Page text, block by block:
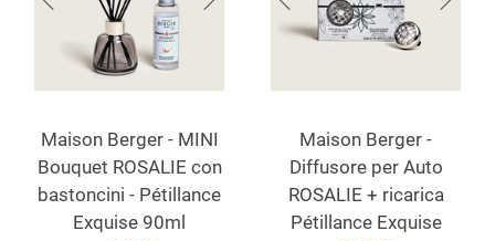
Maison Berger - MINI
Bouquet ROSALIE con
bastoncini - Pétillance
Exquise 90ml
Maison Berger -
Diffusore per Auto
ROSALIE + ricarica
Pétillance Exquise